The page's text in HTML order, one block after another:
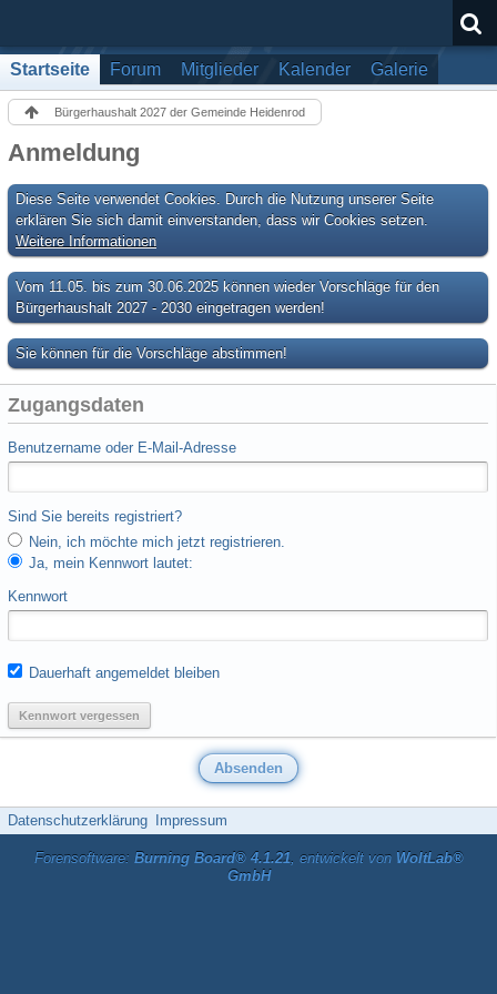
Startseite Forum Mitglieder Kalender Galerie
Bürgerhaushalt 2027 der Gemeinde Heidenrod
Anmeldung
Diese Seite verwendet Cookies. Durch die Nutzung unserer Seite
erklären Sie sich damit einverstanden, dass wir Cookies setzen.
Weitere Informationen
Vom 11.05. bis zum 30.06.2025 können wieder Vorschläge für den
Bürgerhaushalt 2027 - 2030 eingetragen werden!
Sie können für die Vorschläge abstimmen!
Zugangsdaten
Benutzername oder E-Mail-Adresse
Sind Sie bereits registriert?
Nein, ich möchte mich jetzt registrieren.
Ja, mein Kennwort lautet:
Kennwort
Dauerhaft angemeldet bleiben
Kennwort vergessen
Datenschutzerklärung Impressum
Forensoftware: Burning Board® 4.1.21, entwickelt von WoltLab®
GmbH